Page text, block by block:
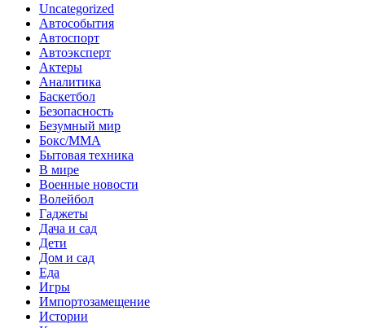
Uncategorized
Автособытия
Автоспорт
Автоэксперт
Актеры
Аналитика
Баскетбол
Безопасность
Безумный мир
Бокс/MMA
Бытовая техника
В мире
Военные новости
Волейбол
Гаджеты
Дача и сад
Дети
Дом и сад
Еда
Игры
Импортозамещение
Истории